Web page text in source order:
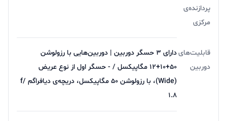
پردازنده‌ی
مرکزی
قابلیت‌های
دوربین
دارای ۳ حسگر دوربین | دوربین‌هایی با رزولوشن
۵۰+۱۰+۱۲ مگاپیکسل / - حسگر اول از نوع عریض
(Wide)، با رزولوشن ۵۰ مگاپیکسل، دریچه‌ی دیافراگم f/
۱.۸